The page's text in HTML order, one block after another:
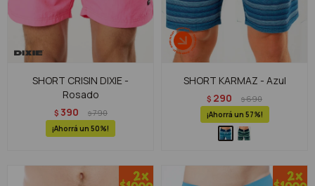
SHORT CRISIN DIXIE -
Rosado
$ 390 $790
50
SHORT KARMAZ - Azul
$ 290 $690
57